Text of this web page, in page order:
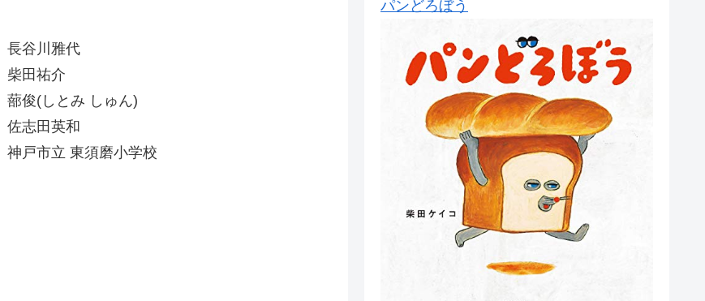
長谷川雅代
柴田祐介
蔀俊(しとみ しゅん)
佐志田英和
神戸市立 東須磨小学校
パンどろぼう